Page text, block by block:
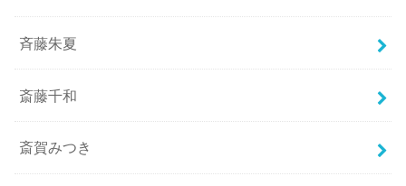
斉藤朱夏
斎藤千和
斎賀みつき